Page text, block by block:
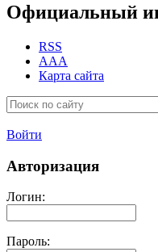
Официальный
RSS
AAA
Карта сайта
Войти
Авторизация
Логин:
Пароль: